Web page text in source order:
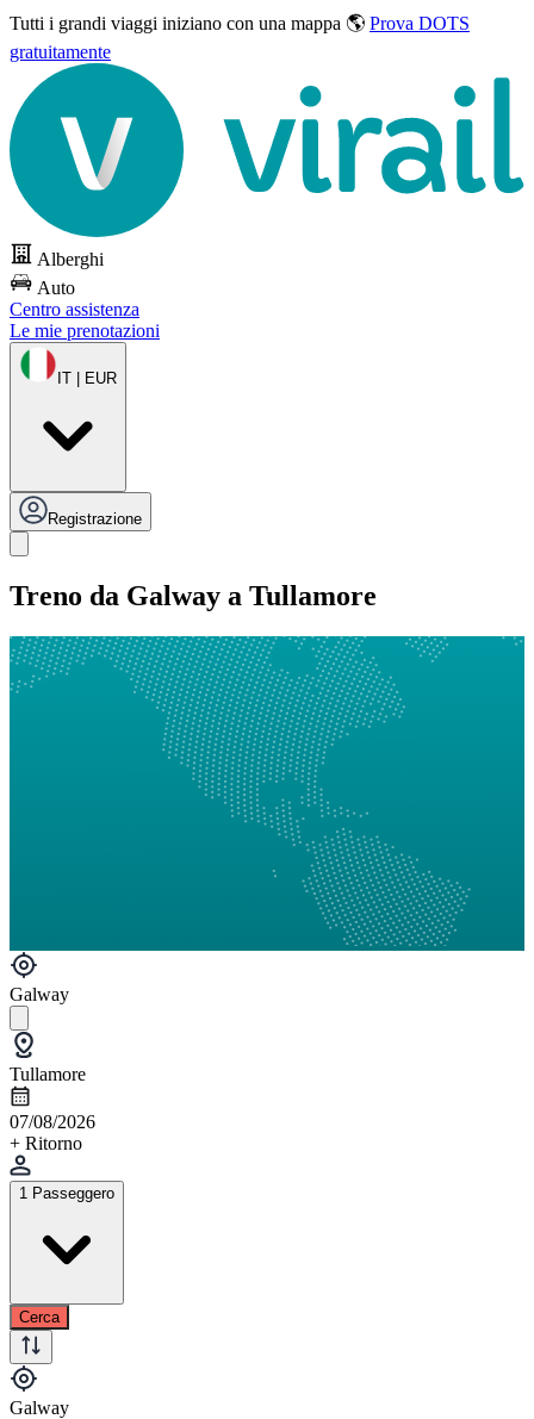
Tutti i grandi viaggi iniziano con una mappa 🌎 Prova DOTS
gratuitamente
Alberghi
Auto
Centro assistenza
Le mie prenotazioni
IT | EUR
Registrazione
Treno da Galway a Tullamore
Galway
Tullamore
07/08/2026
+ Ritorno
1 Passeggero
Cerca
Galway